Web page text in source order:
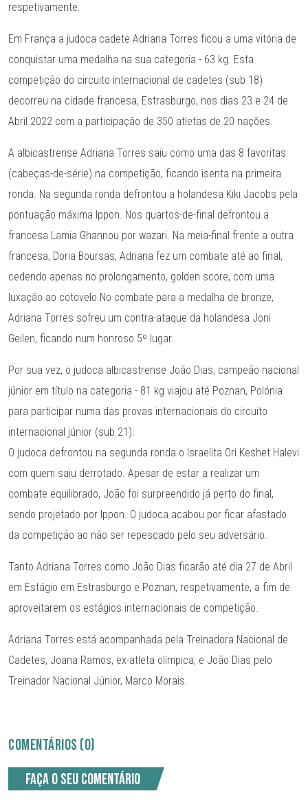
respetivamente.
Em França a judoca cadete Adriana Torres ficou a uma vitória de
conquistar uma medalha na sua categoria - 63 kg. Esta
competição do circuito internacional de cadetes (sub 18)
decorreu na cidade francesa, Estrasburgo, nos dias 23 e 24 de
Abril 2022 com a participação de 350 atletas de 20 nações.
A albicastrense Adriana Torres saiu como uma das 8 favoritas
(cabeças-de-série) na competição, ficando isenta na primeira
ronda. Na segunda ronda defrontou a holandesa Kiki Jacobs pela
pontuação máxima Ippon. Nos quartos-de-final defrontou a
francesa Lamia Ghannou por wazari. Na meia-final frente a outra
francesa, Doria Boursas, Adriana fez um combate até ao final,
cedendo apenas no prolongamento, golden score, com uma
luxação ao cotovelo.No combate para a medalha de bronze,
Adriana Torres sofreu um contra-ataque da holandesa Joni
Geilen, ficando num honroso 5º lugar.
Por sua vez, o judoca albicastrense João Dias, campeão nacional
júnior em título na categoria - 81 kg viajou até Poznan, Polónia
para participar numa das provas internacionais do circuito
internacional júnior (sub 21).
O judoca defrontou na segunda ronda o Israelita Ori Keshet Halevi
com quem saiu derrotado. Apesar de estar a realizar um
combate equilibrado, João foi surpreendido já perto do final,
sendo projetado por Ippon. O judoca acabou por ficar afastado
da competição ao não ser repescado pelo seu adversário.
Tanto Adriana Torres como João Dias ficarão até dia 27 de Abril
em Estágio em Estrasburgo e Poznan, respetivamente, a fim de
aproveitarem os estágios internacionais de competição.
Adriana Torres está acompanhada pela Treinadora Nacional de
Cadetes, Joana Ramos, ex-atleta olímpica, e João Dias pelo
Treinador Nacional Júnior, Marco Morais.
COMENTÁRIOS (0)
Faça o seu comentário